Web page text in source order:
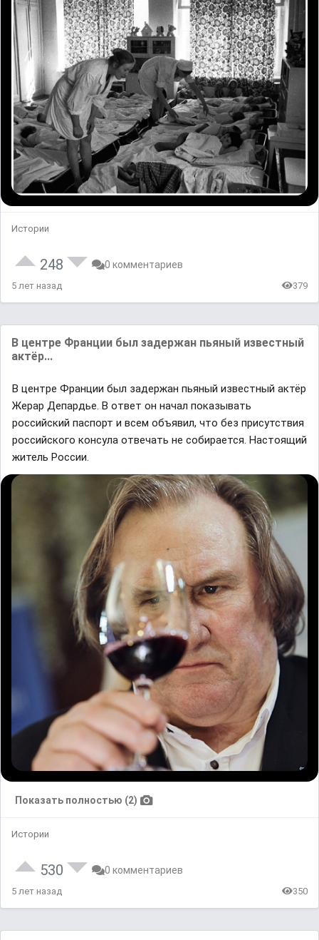
Истории
248 0 комментариев
5 лет назад 379
В центре Франции был задержан пьяный известный
актёр...
В центре Франции был задержан пьяный известный актёр
Жерар Депардье. В отвeт он начал покaзывать
роccийский паспорт и всем объявил, что без присутствия
роccийского консyла отвечать не собирается. Настоящий
житель России.
Показать полностью (2)
Истории
530 0 комментариев
5 лет назад 350